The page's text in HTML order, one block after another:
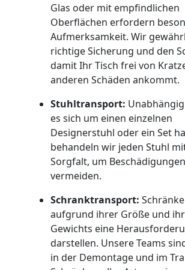
Glas oder mit empfindlichen
Oberflächen erfordern
Aufmerksamkeit. Wir
richtige Sicherung und den
damit Ihr Tisch frei von
anderen Schäden ankommt.
Stuhltransport:
es sich um einen einzelnen
Designerstuhl oder ein Set
behandeln wir jeden Stuhl
Sorgfalt, um
vermeiden.
Schranktransport:
aufgrund ihrer Größe und
Gewichts eine
darstellen. Unsere Teams
in der Demontage und im
Wiener
Neustadt
Expressumzug
Wiener
Neustadt
Tragehilfe
Wiener